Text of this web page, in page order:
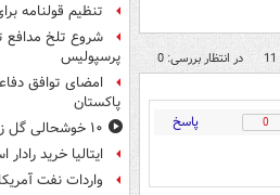
در انتظار بررسی: 0
0 پاسخ
تنظیم قولنامه
شروع تلخ مدافع
پرسپولیس
امضای توافق
پاکستان
۱۰ خوشحالی گل زودتر از موعد
ایتالیا خرید
واردات نفت